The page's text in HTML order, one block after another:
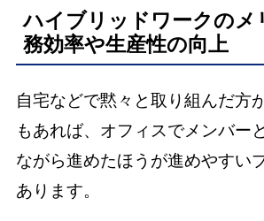
ハイブリッドワークの
務効率や生産性の向上
自宅などで黙々と取り組んだ方
もあれば、オフィスでメンバー
ながら進めたほうが進めやすい
あります。